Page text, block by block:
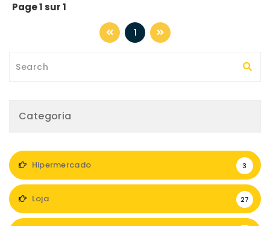
Page 1 sur 1
1
Categoria
Hipermercado 3
Loja 27